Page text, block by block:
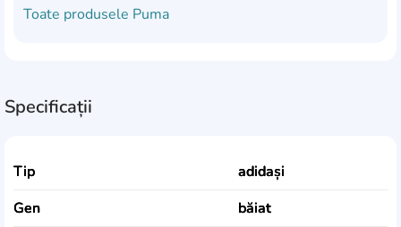
Toate produsele Puma
Specificații
Tip
adidași
Gen
băiat